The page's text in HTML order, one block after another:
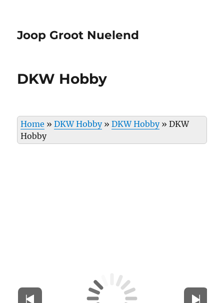
Joop Groot Nuelend
DKW Hobby
Home »DKW Hobby»DKW Hobby»DKW
Hobby